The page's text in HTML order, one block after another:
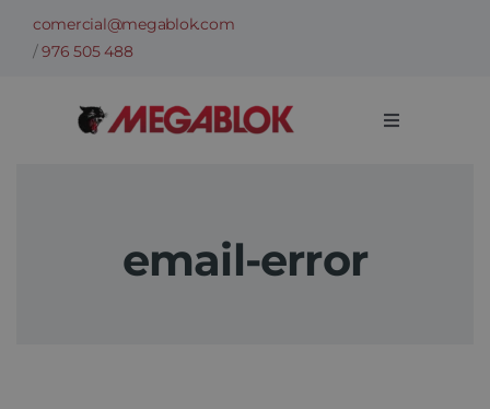
Saltarcomercial@megablok.com
/976 505 488
Toggle
email-error